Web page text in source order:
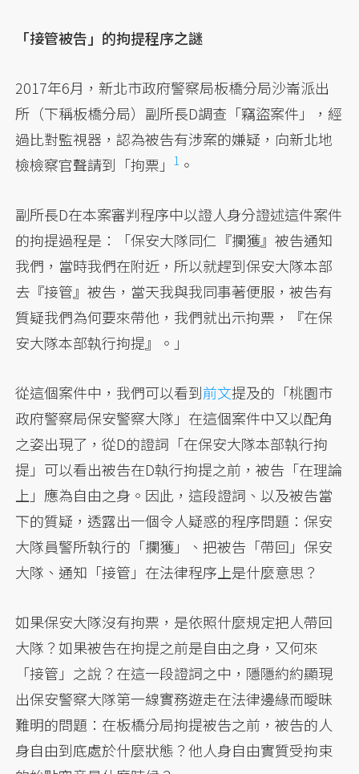
「接管被告」的拘提程序之謎
2017年6月，新北市政府警察局板橋分局沙崙派出
所（下稱板橋分局）副所長D調查「竊盜案件」，經
過比對監視器，認為被告有涉案的嫌疑，向新北地
檢檢察官聲請到「拘票」1 。
副所長D在本案審判程序中以證人身分證述這件案件
的拘提過程是：「保安大隊同仁『攔獲』被告通知
我們，當時我們在附近，所以就趕到保安大隊本部
去『接管』被告，當天我與我同事著便服，被告有
質疑我們為何要來帶他，我們就出示拘票，『在保
安大隊本部執行拘提』。」
從這個案件中，我們可以看到前文提及的「桃園市
政府警察局保安警察大隊」在這個案件中又以配角
之姿出現了，從D的證詞「在保安大隊本部執行拘
提」可以看出被告在D執行拘提之前，被告「在理論
上」應為自由之身。因此，這段證詞、以及被告當
下的質疑，透露出一個令人疑惑的程序問題：保安
大隊員警所執行的「攔獲」、把被告「帶回」保安
大隊、通知「接管」在法律程序上是什麼意思？
如果保安大隊沒有拘票，是依照什麼規定把人帶回
大隊？如果被告在拘提之前是自由之身，又何來
「接管」之說？在這一段證詞之中，隱隱約約顯現
出保安警察大隊第一線實務遊走在法律邊緣而曖昧
難明的問題：在板橋分局拘提被告之前，被告的人
身自由到底處於什麼狀態？他人身自由實質受拘束